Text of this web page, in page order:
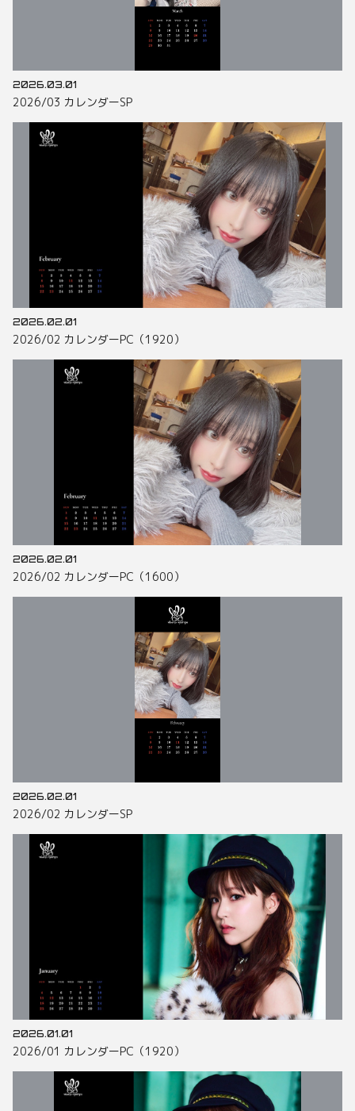
2026.03.01
2026/03 カレンダーSP
2026.02.01
2026/02 カレンダーPC（1920）
2026.02.01
2026/02 カレンダーPC（1600）
2026.02.01
2026/02 カレンダーSP
2026.01.01
2026/01 カレンダーPC（1920）